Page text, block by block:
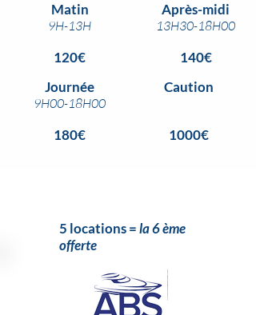
Matin
9H-13H
120€
Après-midi
13H30-18H00
140€
Journée
9H00-18H00
180€
Caution
1000€
5 locations=la 6 ème
offerte